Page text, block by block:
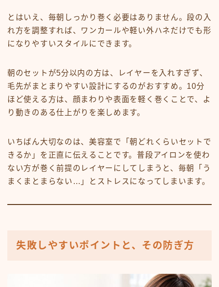
とはいえ、毎朝しっかり巻く必要はありません。段の入
れ方を調整すれば、ワンカールや軽い外ハネだけでも形
になりやすいスタイルにできます。
朝のセットが5分以内の方は、レイヤーを入れすぎず、
毛先がまとまりやすい設計にするのがおすすめ。10分
ほど使える方は、顔まわりや表面を軽く巻くことで、よ
り動きのある仕上がりを楽しめます。
いちばん大切なのは、美容室で「朝どれくらいセットで
きるか」を正直に伝えることです。普段アイロンを使わ
ない方が巻く前提のレイヤーにしてしまうと、毎朝「う
まくまとまらない…」とストレスになってしまいます。
失敗しやすいポイントと、その防ぎ方